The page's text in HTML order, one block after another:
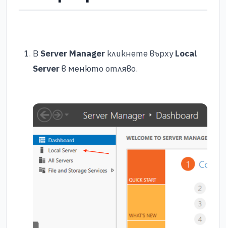
В Server Manager кликнете върхуLocal
Serverв менюто отляво.